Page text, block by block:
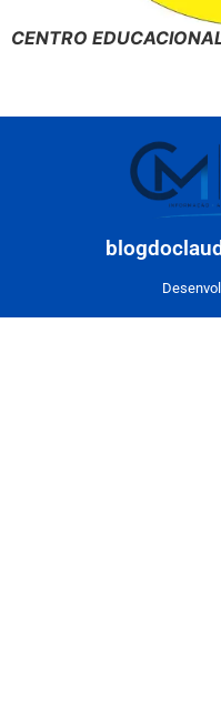
CENTRO